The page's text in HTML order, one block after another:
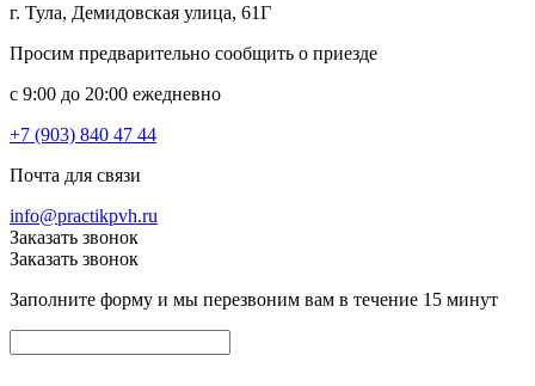
г. Тула, Демидовская улица, 61Г
Просим предварительно сообщить о приезде
c 9:00 до 20:00 ежедневно
+7 (903) 840 47 44
Почта для связи
info@practikpvh.ru
Заказать звонок
Заказать звонок
Заполните форму и мы перезвоним вам в течение 15 минут